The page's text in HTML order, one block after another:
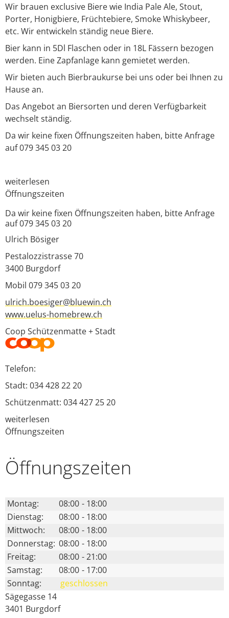
Wir brauen exclusive Biere wie India Pale Ale, Stout,
Porter, Honigbiere, Früchtebiere, Smoke Whiskybeer,
etc. Wir entwickeln ständig neue Biere.
Bier kann in 5Dl Flaschen oder in 18L Fässern bezogen
werden. Eine Zapfanlage kann gemietet werden.
Wir bieten auch Bierbraukurse bei uns oder bei Ihnen zu
Hause an.
Das Angebot an Biersorten und deren Verfügbarkeit
wechselt ständig.
Da wir keine fixen Öffnungszeiten haben, bitte Anfrage
auf 079 345 03 20
weiterlesen
Öffnungszeiten
Da wir keine fixen Öffnungszeiten haben, bitte Anfrage
auf 079 345 03 20
Ulrich Bösiger
Pestalozzistrasse 70
3400 Burgdorf
Mobil 079 345 03 20
ulrich.boesiger@bluewin.ch
www.uelus-homebrew.ch
Coop Schützenmatte + Stadt
Telefon:
Stadt: 034 428 22 20
Schützenmatt: 034 427 25 20
weiterlesen
Öffnungszeiten
Öffnungs­zeiten
Montag: 08:00 - 18:00
Dienstag:
08:00 - 18:00
Mittwoch:
08:00 - 18:00
Donnerstag: 08:00 - 18:00
Freitag:
08:00 - 21:00
Samstag:
08:00 - 17:00
Sonntag:
geschlossen
Sägegasse 14
3401 Burgdorf